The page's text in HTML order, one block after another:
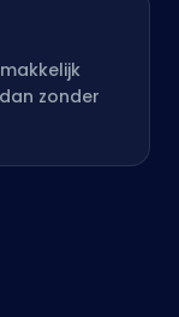
zonder